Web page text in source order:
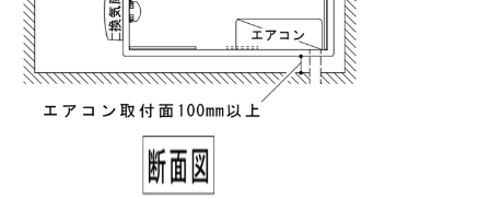
Please enter the security code
1 + 8 =